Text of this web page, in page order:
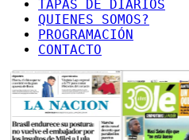
TAPAS DE DIARIOS
QUIENES SOMOS?
PROGRAMACIÓN
CONTACTO